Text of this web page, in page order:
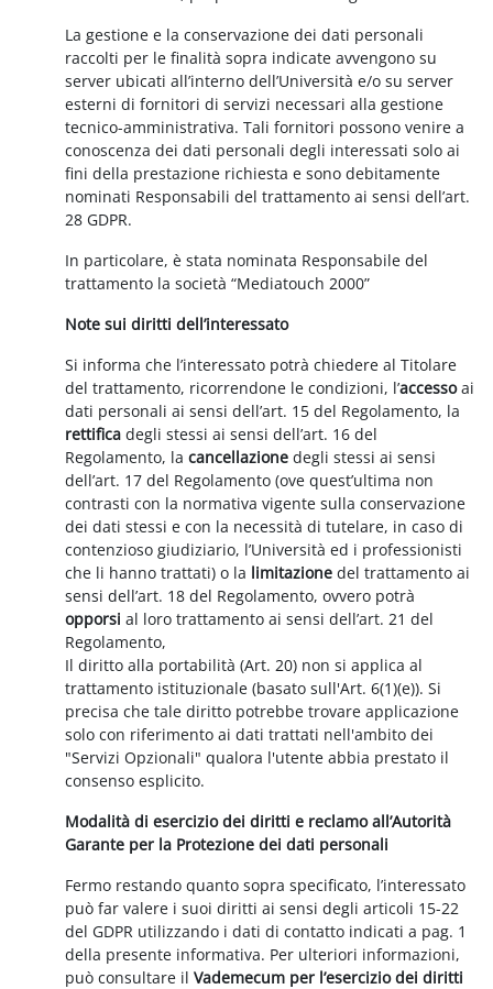
La gestione e la conservazione dei dati personali
raccolti per le finalità sopra indicate avvengono su
server ubicati all’interno dell’Università e/o su server
esterni di fornitori di servizi necessari alla gestione
tecnico-amministrativa. Tali fornitori possono venire a
conoscenza dei dati personali degli interessati solo ai
fini della prestazione richiesta e sono debitamente
nominati Responsabili del trattamento ai sensi dell’art.
28 GDPR.
In particolare, è stata nominata Responsabile del
trattamento la società “Mediatouch 2000”
Note sui diritti dell’interessato
Si informa che l’interessato potrà chiedere al Titolare
del trattamento, ricorrendone le condizioni, l’accessoai
dati personali ai sensi dell’art. 15 del Regolamento, la
rettificadegli stessi ai sensi dell’art. 16 del
Regolamento, lacancellazione degli stessi ai sensi
dell’art. 17 del Regolamento (ove quest’ultima non
contrasti con la normativa vigente sulla conservazione
dei dati stessi e con la necessità di tutelare, in caso di
contenzioso giudiziario, l’Università ed i professionisti
che li hanno trattati) o la limitazione del trattamento ai
sensi dell’art. 18 del Regolamento, ovvero potrà
opporsi al loro trattamento ai sensi dell’art. 21 del
Regolamento,
Il diritto alla portabilità (Art. 20) non si applica al
trattamento istituzionale (basato sull'Art. 6(1)(e)). Si
precisa che tale diritto potrebbe trovare applicazione
solo con riferimento ai dati trattati nell'ambito dei
"Servizi Opzionali" qualora l'utente abbia prestato il
consenso esplicito.
Modalità di esercizio dei diritti e reclamo all’Autorità
Garante per la Protezione dei dati personali
Fermo restando quanto sopra specificato, l’interessato
può far valere i suoi diritti ai sensi degli articoli 15-22
del GDPR utilizzando i dati di contatto indicati a pag. 1
della presente informativa. Per ulteriori informazioni,
può consultare ilVademecum per l’esercizio dei diritti